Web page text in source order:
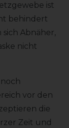
ist
behindert
Abnäher,
nicht
vor den
die
Zeit und